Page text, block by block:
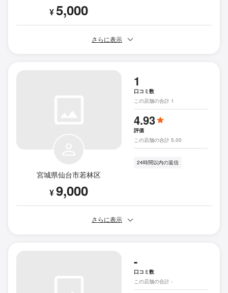
¥5,000
さらに表示
宮城県仙台市若林区
¥9,000
1
口コミ数
この店舗の合計 1
4.93
評価
この店舗の合計 5.00
24時間以内の返信
さらに表示
-
口コミ数
この店舗の合計 -